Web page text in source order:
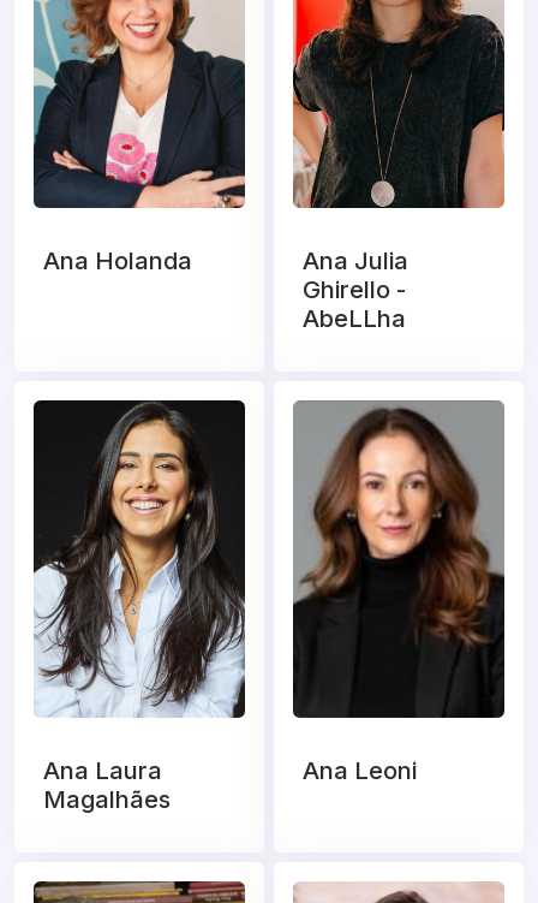
Ana Holanda
Ana Julia
Ghirello -
AbeLLha
Ana Laura
Magalhães
Ana Leoni